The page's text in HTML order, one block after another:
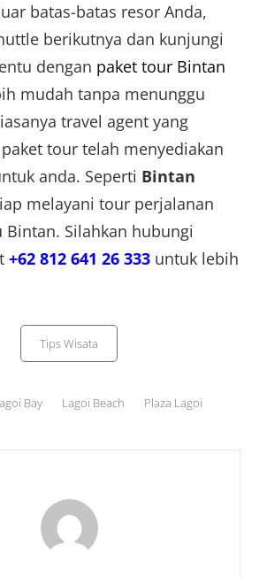
batas-batas resor Anda,
berikutnya dan kunjungi
dengan paket tour Bintan
mudah tanpa menunggu
travel agent yang
tour telah menyediakan
anda. Seperti Bintan
melayani tour perjalanan
Bintan. Silahkan hubungi
+62 812 641 26 333 untuk lebih
Categories
Tips Wisata
Bay Lagoi Beach Plaza Lagoi